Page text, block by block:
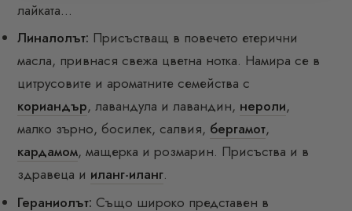
лайката…
Линалолът: Присъстващ в повечето етерични
масла, привнася свежа цветна нотка. Намира се в
цитрусовите и ароматните семейства с
кориандър, лавандула и лавандин, нероли,
малко зърно, босилек, салвия, бергамот,
кардамом, мащерка и розмарин. Присъства и в
здравеца и иланг-иланг.
Гераниолът: Също широко представен в